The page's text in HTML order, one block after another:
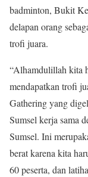
badminton, Bukit
delapan orang
trofi juara.
“Alhamdulillah kita
mendapatkan trofi
Gathering yang
Sumsel kerja sama
Sumsel. Ini
berat karena kita
60 peserta, dan